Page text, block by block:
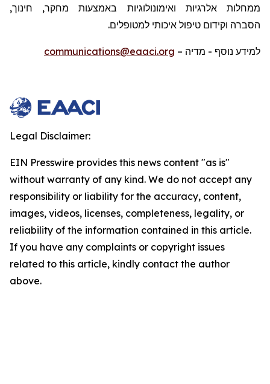
ממחלות אלרגיות ואימונולוגיות באמצעות מחקר, חינוך,
הסברה וקידום טיפול איכותי למטופלים.
למידע נוסף - מדיה –
communications@eaaci.org
Legal Disclaimer:
EIN Presswire provides this news content "as is"
without warranty of any kind. We do not accept any
responsibility or liability for the accuracy, content,
images, videos, licenses, completeness, legality, or
reliability of the information contained in this article.
If you have any complaints or copyright issues
related to this article, kindly contact the author
above.